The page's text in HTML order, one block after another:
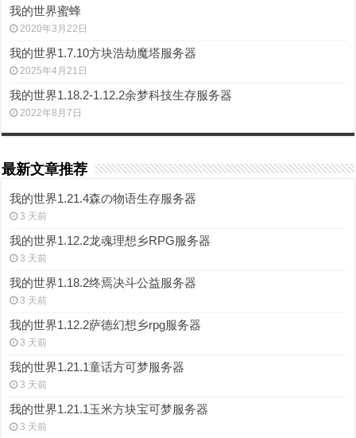
我的世界蜜蜂
2020年3月22日
我的世界1.7.10方块浩劫魔塔服务器
2025年4月21日
我的世界1.18.2-1.12.2余梦科技生存服务器
2022年8月7日
最新文章推荐
我的世界1.21.4森の物语生存服务器
3 天前
我的世界1.12.2龙魂理想乡RPG服务器
3 天前
我的世界1.18.2终焉决斗公益服务器
3 天前
我的世界1.12.2萨德幻想乡rpg服务器
3 天前
我的世界1.21.1童话方可梦服务器
3 天前
我的世界1.21.1玉米方块宝可梦服务器
3 天前